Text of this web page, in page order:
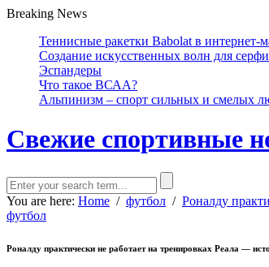
Breaking News
Теннисные ракетки Babolat в интернет-
Создание искусственных волн для
Эспандеры
Что такое ВСАА?
Альпинизм – спорт сильных и смелых
Свежие спортивные
You are here: Home / футбол / Роналду
футбол
Роналду практически не работает на тренировках Реала —